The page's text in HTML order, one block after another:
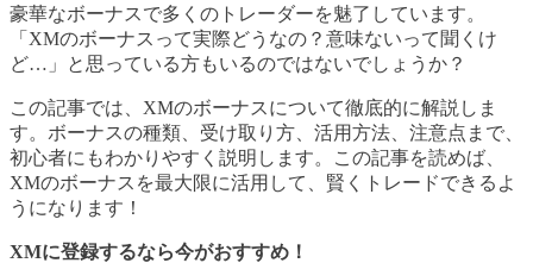
豪華なボーナスで多くのトレーダーを魅了しています。
「XMのボーナスって実際どうなの？意味ないって聞くけ
ど…」と思っている方もいるのではないでしょうか？
この記事では、XMのボーナスについて徹底的に解説しま
す。ボーナスの種類、受け取り方、活用方法、注意点まで、
初心者にもわかりやすく説明します。この記事を読めば、
XMのボーナスを最大限に活用して、賢くトレードできるよ
うになります！
XMに登録するなら今がおすすめ！